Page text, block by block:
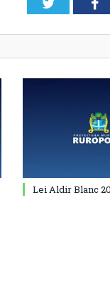
Twitter
Lei Aldir Blanc